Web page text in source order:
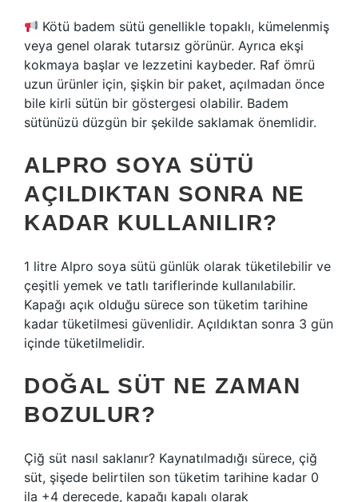
Kötü badem sütü genellikle topaklı, kümelenmiş
veya genel olarak tutarsız görünür. Ayrıca ekşi
kokmaya başlar ve lezzetini kaybeder. Raf ömrü
uzun ürünler için, şişkin bir paket, açılmadan önce
bile kirli sütün bir göstergesi olabilir. Badem
sütünüzü düzgün bir şekilde saklamak önemlidir.
ALPRO SOYA SÜTÜ
AÇILDIKTAN SONRA NE
KADAR KULLANILIR?
1 litre Alpro soya sütü günlük olarak tüketilebilir ve
çeşitli yemek ve tatlı tariflerinde kullanılabilir.
Kapağı açık olduğu sürece son tüketim tarihine
kadar tüketilmesi güvenlidir. Açıldıktan sonra 3 gün
içinde tüketilmelidir.
DOĞAL SÜT NE ZAMAN
BOZULUR?
Çiğ süt nasıl saklanır? Kaynatılmadığı sürece, çiğ
süt, şişede belirtilen son tüketim tarihine kadar 0
ila +4 derecede, kapağı kapalı olarak